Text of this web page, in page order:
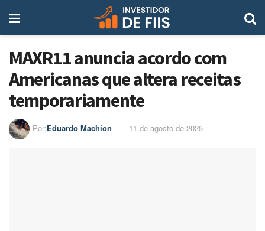
MAXR11 anuncia acordo com
Americanas que altera receitas
temporariamente
Por:Eduardo Machion 11 de agosto de 2025